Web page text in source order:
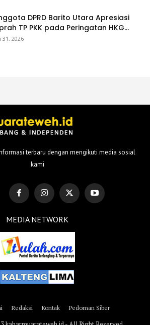
DPRD Barito Utara Apresiasi
TP PKK pada Peringatan HKG...
31, 2026
terbaru dengan mengikuti media sosial
kami
MEDIA NETWORK
Redaksi Kontak Pedoman Siber